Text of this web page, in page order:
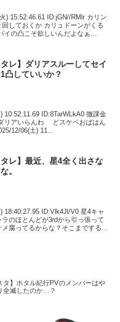
) 15:52:46.61 ID:jGN//RMlr カリン
しておくか カリュドーンがくる
イの凸こそ欲しいんだよなぁ
タレ】ダリアスルーしてセイ
凸していいか？
10:52:11.69 ID:8TarWLkA0 微課金
リアいらんわ どスケベおばはん
12/06(土) 11...
タレ】最近、星4全く出さな
。
18:40:27.95 ID:Vlk4Jl/V0 星4キャ
のほとんどが3rdから引っ張って
腐ってるからな？そこまでするな
タ】ホタル紀行PVのメンバーはや
全滅したのか…？